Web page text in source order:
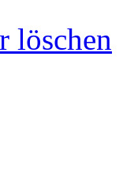
löschen